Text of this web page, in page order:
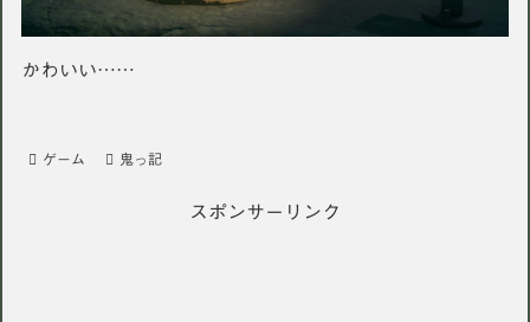
かわいい……
ゲーム 鬼っ記
スポンサーリンク